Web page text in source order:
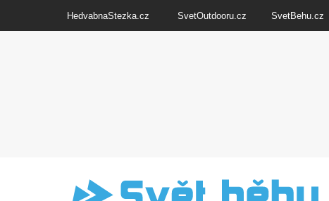
HedvabnaStezka.cz SvetOutdooru.cz SvetBehu.cz